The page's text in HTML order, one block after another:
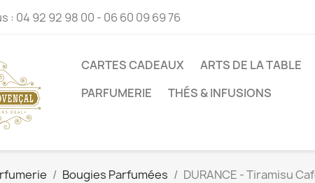
: 04 92 92 98 00 - 06 60 09 69 76
CARTES CADEAUX ARTS DE LA TABLE
PARFUMERIE
THÉS & INFUSIONS
Bougies Parfumées DURANCE - Tiramisu